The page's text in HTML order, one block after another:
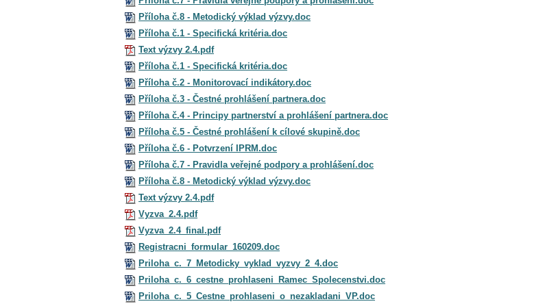
Příloha č.8 - Metodický výklad výzvy.doc
Příloha č.1 - Specifická kritéria.doc
Text výzvy 2.4.pdf
Příloha č.1 - Specifická kritéria.doc
Příloha č.2 - Monitorovací indikátory.doc
Příloha č.3 - Čestné prohlášení partnera.doc
Příloha č.4 - Principy partnerství a prohlášení partnera.doc
Příloha č.5 - Čestné prohlášení k cílové skupině.doc
Příloha č.6 - Potvrzení IPRM.doc
Příloha č.7 - Pravidla veřejné podpory a prohlášení.doc
Příloha č.8 - Metodický výklad výzvy.doc
Text výzvy 2.4.pdf
Vyzva_2.4.pdf
Vyzva_2.4_final.pdf
Registracni_formular_160209.doc
Priloha_c._7_Metodicky_vyklad_vyzvy_2_4.doc
Priloha_c._6_cestne_prohlaseni_Ramec_Spolecenstvi.doc
Priloha_c._5_Cestne_prohlaseni_o_nezakladani_VP.doc